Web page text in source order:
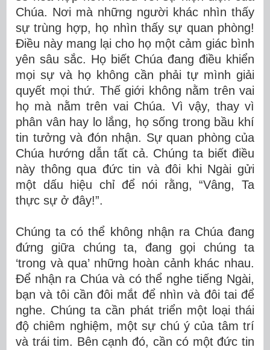
Chúa. Nơi mà những người khác nhìn thấy
sự trùng hợp, họ nhìn thấy sự quan phòng!
Điều này mang lại cho họ một cảm giác bình
yên sâu sắc. Họ biết Chúa đang điều khiển
mọi sự và họ không cần phải tự mình giải
quyết mọi thứ. Thế giới không nằm trên vai
họ mà nằm trên vai Chúa. Vì vậy, thay vì
phân vân hay lo lắng, họ sống trong bầu khí
tin tưởng và đón nhận. Sự quan phòng của
Chúa hướng dẫn tất cả. Chúng ta biết điều
này thông qua đức tin và đôi khi Ngài gửi
một dấu hiệu chỉ để nói rằng, “Vâng, Ta
thực sự ở đây!”.
Chúng ta có thể không nhận ra Chúa đang
đứng giữa chúng ta, đang gọi chúng ta
‘trong và qua’ những hoàn cảnh khác nhau.
Để nhận ra Chúa và có thể nghe tiếng Ngài,
bạn và tôi cần đôi mắt để nhìn và đôi tai để
nghe. Chúng ta cần phát triển một loại thái
độ chiêm nghiệm, một sự chú ý của tâm trí
và trái tim. Bên cạnh đó, cần có một đức tin